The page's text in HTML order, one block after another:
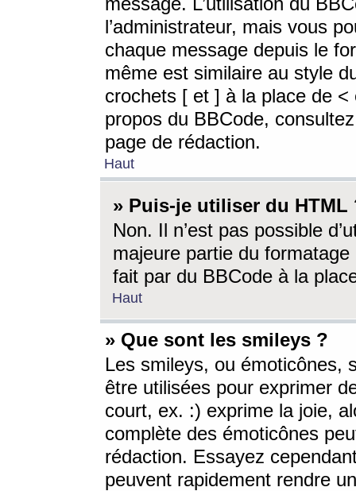
l’administrateur, mais vous
chaque message depuis le
même est similaire au style
crochets [ et ] à la place de <
propos du BBCode,
page de rédaction.
Haut
» Puis-je utiliser du HTML
Non. Il n’est pas possible
majeure partie du
fait par du BBCode à la
Haut
» Que sont les smileys ?
Les smileys, ou émoticônes,
être utilisées pour exprimer
court, ex. :) exprime la joie,
complète des émoticônes
rédaction. Essayez
peuvent rapidement rendre